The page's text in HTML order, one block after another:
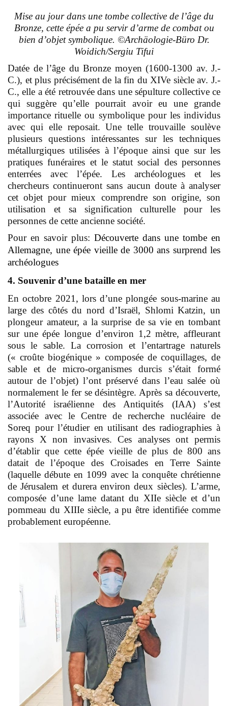
Mise au jour dans une tombe collective de l’âge du
Bronze, cette épée a pu servir d’arme de combat ou
bien d’objet symbolique. ©Archäologie-Büro Dr.
Woidich/Sergiu Tifui
Datée de l’âge du Bronze moyen (1600-1300 av. J.-
C.), et plus précisément de la fin du XIVe siècle av. J.-
C., elle a été retrouvée dans une sépulture collective ce
qui suggère qu’elle pourrait avoir eu une grande
importance rituelle ou symbolique pour les individus
avec qui elle reposait. Une telle trouvaille soulève
plusieurs questions intéressantes sur les techniques
métallurgiques utilisées à l’époque ainsi que sur les
pratiques funéraires et le statut social des personnes
enterrées avec l’épée. Les archéologues et les
chercheurs continueront sans aucun doute à analyser
cet objet pour mieux comprendre son origine, son
utilisation et sa signification culturelle pour les
personnes de cette ancienne société.
Pour en savoir plus: Découverte dans une tombe en
Allemagne, une épée vieille de 3000 ans surprend les
archéologues
4. Souvenir d’une bataille en mer
En octobre 2021, lors d’une plongée sous-marine au
large des côtés du nord d’Israël, Shlomi Katzin, un
plongeur amateur, a la surprise de sa vie en tombant
sur une épée longue d’environ 1,2 mètre, affleurant
sous le sable. La corrosion et l’entartrage naturels
(« croûte biogénique » composée de coquillages, de
sable et de micro-organismes durcis s’était formé
autour de l’objet) l’ont préservé dans l’eau salée où
normalement le fer se désintègre. Après sa découverte,
l’Autorité israélienne des Antiquités (IAA) s’est
associée avec le Centre de recherche nucléaire de
Soreq pour l’étudier en utilisant des radiographies à
rayons X non invasives. Ces analyses ont permis
d’établir que cette épée vieille de plus de 800 ans
datait de l’époque des Croisades en Terre Sainte
(laquelle débute en 1099 avec la conquête chrétienne
de Jérusalem et durera environ deux siècles). L’arme,
composée d’une lame datant du XIIe siècle et d’un
pommeau du XIIIe siècle, a pu être identifiée comme
probablement européenne.